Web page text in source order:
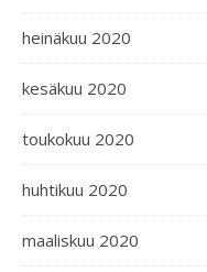
heinäkuu 2020
kesäkuu 2020
toukokuu 2020
huhtikuu 2020
maaliskuu 2020